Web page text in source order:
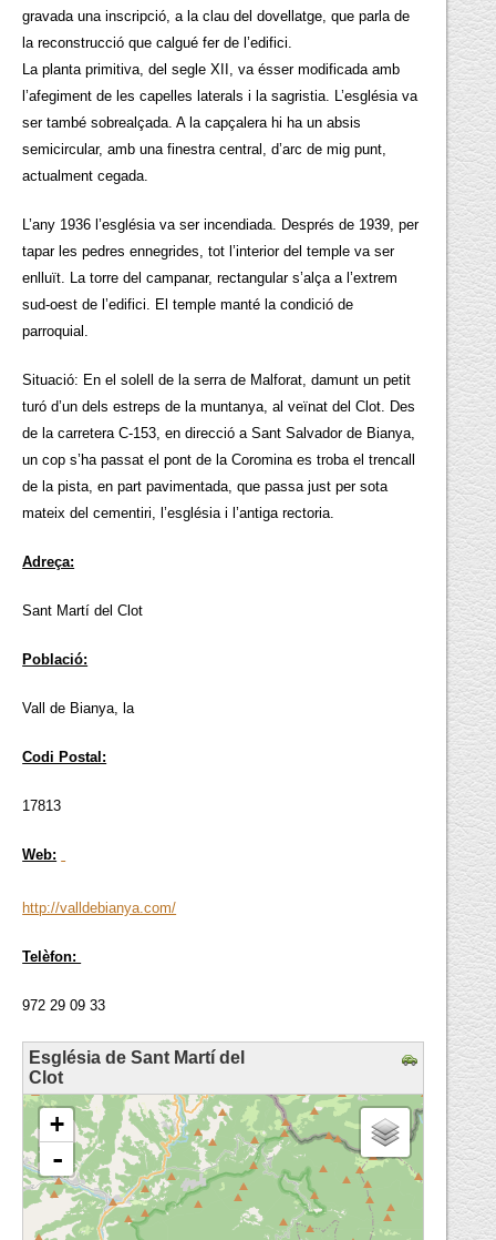
gravada una inscripció, a la clau del dovellatge, que parla de
la reconstrucció que calgué fer de l’edifici.
La planta primitiva, del segle XII, va ésser modificada amb
l’afegiment de les capelles laterals i la sagristia. L’església va
ser també sobrealçada. A la capçalera hi ha un absis
semicircular, amb una finestra central, d’arc de mig punt,
actualment cegada.
L’any 1936 l’església va ser incendiada. Després de 1939, per
tapar les pedres ennegrides, tot l’interior del temple va ser
enlluït. La torre del campanar, rectangular s’alça a l’extrem
sud-oest de l’edifici. El temple manté la condició de
parroquial.
Situació: En el solell de la serra de Malforat, damunt un petit
turó d’un dels estreps de la muntanya, al veïnat del Clot. Des
de la carretera C-153, en direcció a Sant Salvador de Bianya,
un cop s’ha passat el pont de la Coromina es troba el trencall
de la pista, en part pavimentada, que passa just per sota
mateix del cementiri, l’església i l’antiga rectoria.
Adreça:
Sant Martí del Clot
Població:
Vall de Bianya, la
Codi Postal:
17813
Web:
http://valldebianya.com/
Telèfon:
972 29 09 33
Església de Sant Martí del
Clot
loading map - please wait...
+
-